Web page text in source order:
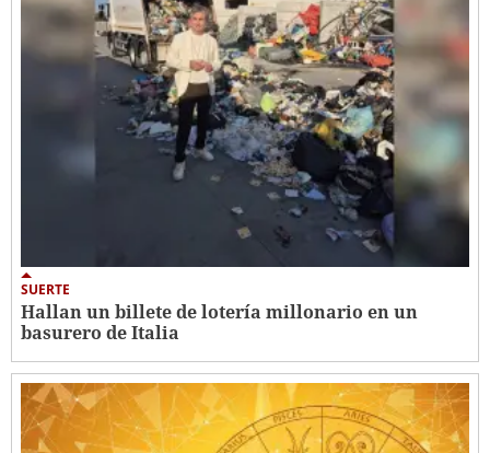
SUERTE
Hallan un billete de lotería millonario en un
basurero de Italia